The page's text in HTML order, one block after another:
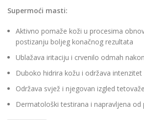
Supermoći masti:
Aktivno pomaže koži u procesima
postizanju boljeg konačnog rezultata
Ublažava iritaciju i crvenilo odmah
Duboko hidrira kožu i održava intenzitet
Održava svjež i njegovan izgled
Dermatološki testirana i napravljena od